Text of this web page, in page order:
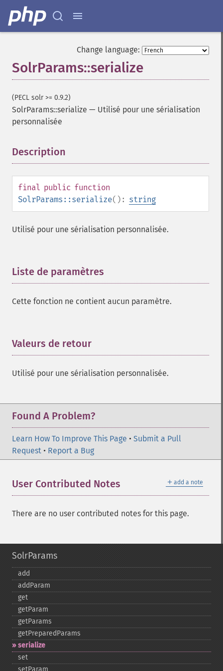
Change language:
SolrParams::serialize
(PECL solr >= 0.9.2)
SolrParams::serialize — Utilisé pour une sérialisation
personnalisée
Description
final public function
SolrParams::serialize(): string
Utilisé pour une sérialisation personnalisée.
Liste de paramètres
Cette fonction ne contient aucun paramètre.
Valeurs de retour
Utilisé pour une sérialisation personnalisée.
Found A Problem?
Learn How To Improve This Page • Submit a Pull
Request • Report a Bug
＋ add a note
User Contributed Notes
There are no user contributed notes for this page.
SolrParams
add
addParam
get
getParam
getParams
getPreparedParams
serialize
set
setParam